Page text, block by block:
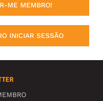
ME MEMBRO!
INICIAR SESSÃO